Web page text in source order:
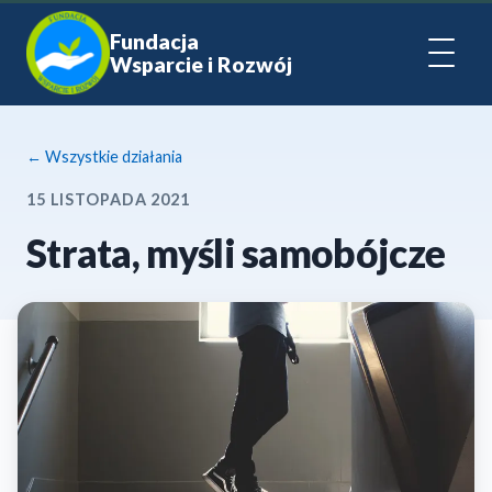
Fundacja
Wsparcie i Rozwój
← Wszystkie działania
15 LISTOPADA 2021
Strata, myśli samobójcze